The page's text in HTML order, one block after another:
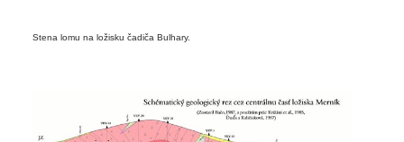
Stena lomu na ložisku čadiča Bulhary.